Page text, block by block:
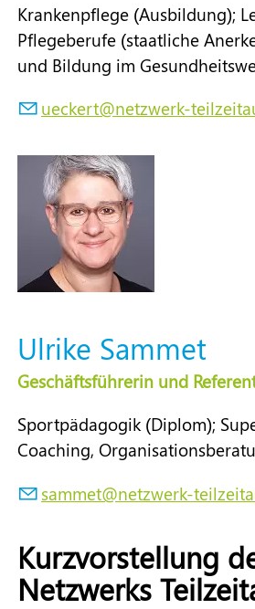
Krankenpflege (Ausbildung);
Pflegeberufe (staatliche
und Bildung im
ck rt n tzw rk-t lz t
Ulrike Sammet
Geschäftsführerin und
Sportpädagogik (Diplom);
Coaching,
s mm t n tzw rk-t lz t
Kurzvorstellung
Netzwerks